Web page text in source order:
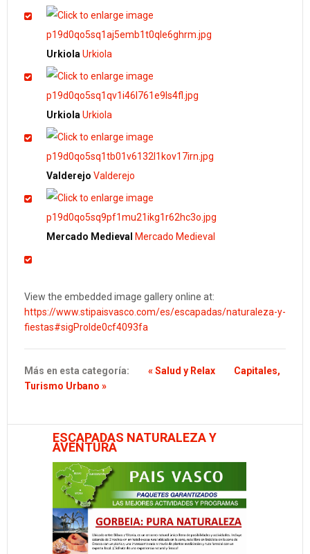
Urkiola Urkiola
Urkiola Urkiola
Valderejo Valderejo
Mercado Medieval Mercado Medieval
View the embedded image gallery online at:
https://www.stipaisvasco.com/es/escapadas/naturaleza-y-
fiestas#sigProIde0cf4093fa
Más en esta categoría: « Salud y Relax
Capitales,
Turismo Urbano »
ESCAPADAS NATURALEZA Y
AVENTURA